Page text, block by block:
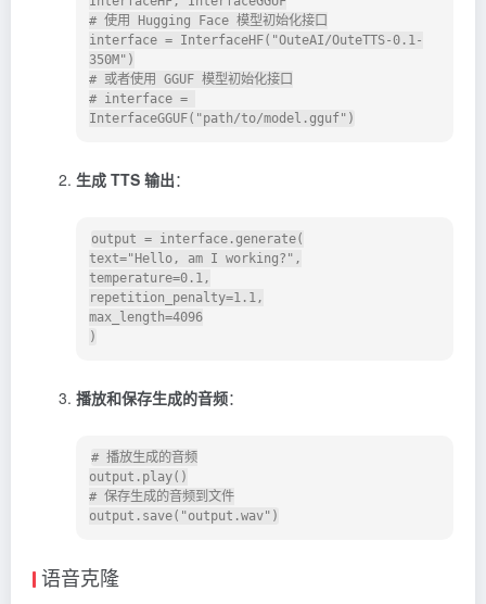
# 使用 Hugging Face 模型初始化接口
interface = InterfaceHF("OuteAI/OuteTTS-0.1-
350M")
# 或者使用 GGUF 模型初始化接口
# interface =
生成 TTS 输出：
output = interface.generate(
text="Hello, am I working?",
temperature=0.1,
repetition_penalty=1.1,
max_length=4096
播放和保存生成的音频：
# 播放生成的音频
output.play()
# 保存生成的音频到文件
语音克隆